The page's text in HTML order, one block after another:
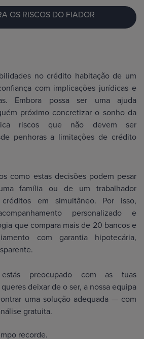
OS RISCOS DO FIADOR
no crédito habitação de um
com implicações jurídicas e
Embora possa ser uma ajuda
próximo concretizar o sonho da
riscos que não devem ser
penhoras a limitações de crédito
como estas decisões podem pesar
família ou de um trabalhador
em simultâneo. Por isso,
personalizado e
que compara mais de 20 bancos e
com garantia hipotecária,
preocupado com as tuas
deixar de o ser, a nossa equipa
uma solução adequada — com
gratuita.
recorde.